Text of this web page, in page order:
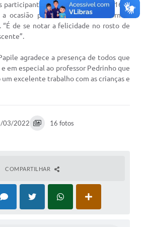
participantes sub-12, sub-14 e sub-16. A
ocasião para distribuir os uniformes
“É de se notar a felicidade no rosto de
agradece a presença de todos que
em especial ao professor Pedrinho que
excelente trabalho com as crianças e
03/2022 16 fotos
COMPARTILHAR